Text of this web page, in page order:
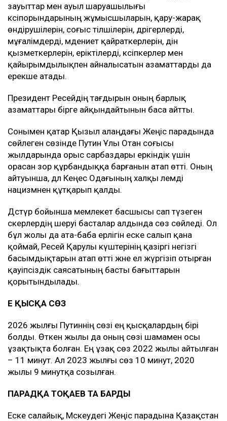
зауыттар мен ауыл шаруашылығы
кәсіпорындарының жұмысшыларын, қару-жарақ
өндірушілерін, соғыс тілшілерін, дәрігерлерді,
мұғалімдерді, мәдениет қайраткерлерін, дін
қызметкерлерін, еріктілерді, кәсіпкерлер мен
қайырымдылықпен айналысатын азаматтарды да
ерекше атады.
Президент Ресейдің тағдырын оның барлық
азаматтары бірге айқындайтынын баса айтты.
Сонымен қатар Қызыл алаңдағы Жеңіс парадында
сөйлеген сөзінде Путин Ұлы Отан соғысы
жылдарында орыс сарбаздары еркіндік үшін
орасан зор құрбандыққа барғанын атап өтті. Оның
айтуынша, дәл Кеңес Одағының халқы әлемді
нацизмнен құтқарып қалды.
Дәстүр бойынша мемлекет басшысы сап түзеген
әскерлердің шеруі басталар алдында сөз сөйледі. Ол
бұл жолы да ата-баба ерлігін еске салып қана
қоймай, Ресей Қарулы күштерінің қазіргі негізгі
басымдықтарын атап өтті және ел жүргізіп отырған
қауіпсіздік саясатының басты бағыттарын
қорытындылады.
ЕҢ ҚЫСҚА СӨЗ
2026 жылғы Путиннің сөзі ең қысқалардың бірі
болды. Өткен жылы да оның сөзі шамамен осы
ұзақтықта болған. Ең ұзақ сөз 2022 жылы айтылған
– 11 минут. Ал 2023 жылғы сөз 10 минут, 2020
жылы 9 минутқа созылған.
ПАРАДҚА ТОҚАЕВ ТА БАРДЫ
Еске салайық, Мәскеудегі Жеңіс парадына Қазақстан